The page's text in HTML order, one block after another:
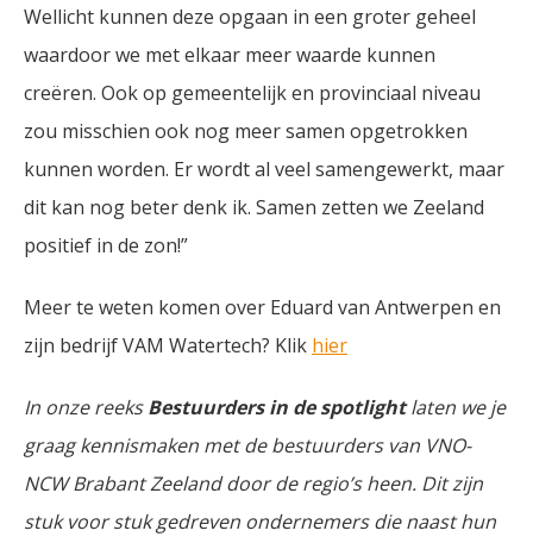
Wellicht kunnen deze opgaan in een groter geheel
waardoor we met elkaar meer waarde kunnen
creëren. Ook op gemeentelijk en provinciaal niveau
zou misschien ook nog meer samen opgetrokken
kunnen worden. Er wordt al veel samengewerkt, maar
dit kan nog beter denk ik. Samen zetten we Zeeland
positief in de zon!”
Meer te weten komen over Eduard van Antwerpen en
zijn bedrijf VAM Watertech? Klik hier
In onze reeksBestuurders in de spotlightlaten we je
graag kennismaken met de bestuurders van VNO-
NCW Brabant Zeeland door de regio’s heen. Dit zijn
stuk voor stuk gedreven ondernemers die naast hun